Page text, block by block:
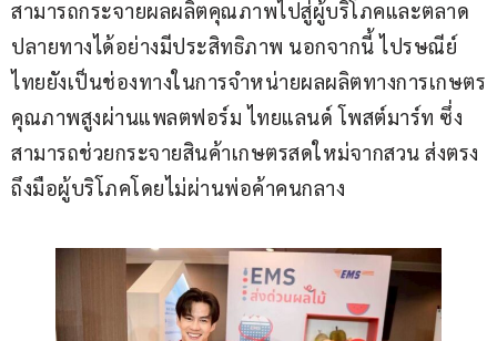
สามารถกระจายผลผลิตคุณภาพไปสู่ผู้บริโภคและตลาด
ปลายทางได้อย่างมีประสิทธิภาพ นอกจากนี้ ไปรษณีย์
ไทยยังเป็นช่องทางในการจำหน่ายผลผลิตทางการเกษตร
คุณภาพสูงผ่านแพลตฟอร์ม ไทยแลนด์ โพสต์มาร์ท ซึ่ง
สามารถช่วยกระจายสินค้าเกษตรสดใหม่จากสวน ส่งตรง
ถึงมือผู้บริโภคโดยไม่ผ่านพ่อค้าคนกลาง